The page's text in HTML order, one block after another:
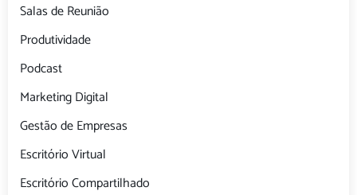
Salas de Reunião
Produtividade
Podcast
Marketing Digital
Gestão de Empresas
Escritório Virtual
Escritório Compartilhado